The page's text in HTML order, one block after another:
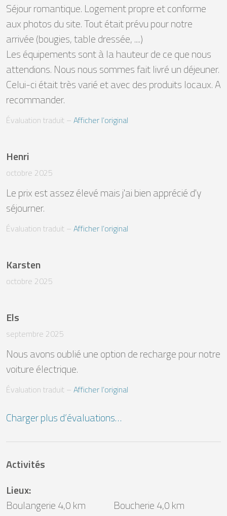
Séjour romantique. Logement propre et conforme
aux photos du site. Tout était prévu pour notre
arrivée (bougies, table dressée, ....)
Les équipements sont à la hauteur de ce que nous
attendions. Nous nous sommes fait livré un déjeuner.
Celui-ci était très varié et avec des produits locaux. A
recommander.
Évaluation traduit – Afficher l’original
Henri
octobre 2025
Le prix est assez élevé mais j'ai bien apprécié d'y
séjourner.
Évaluation traduit – Afficher l’original
Karsten
octobre 2025
Els
septembre 2025
Nous avons oublié une option de recharge pour notre
voiture électrique.
Évaluation traduit – Afficher l’original
Charger plus d’évaluations…
Activités
Lieux:
Boulangerie 4,0 km
Boucherie 4,0 km